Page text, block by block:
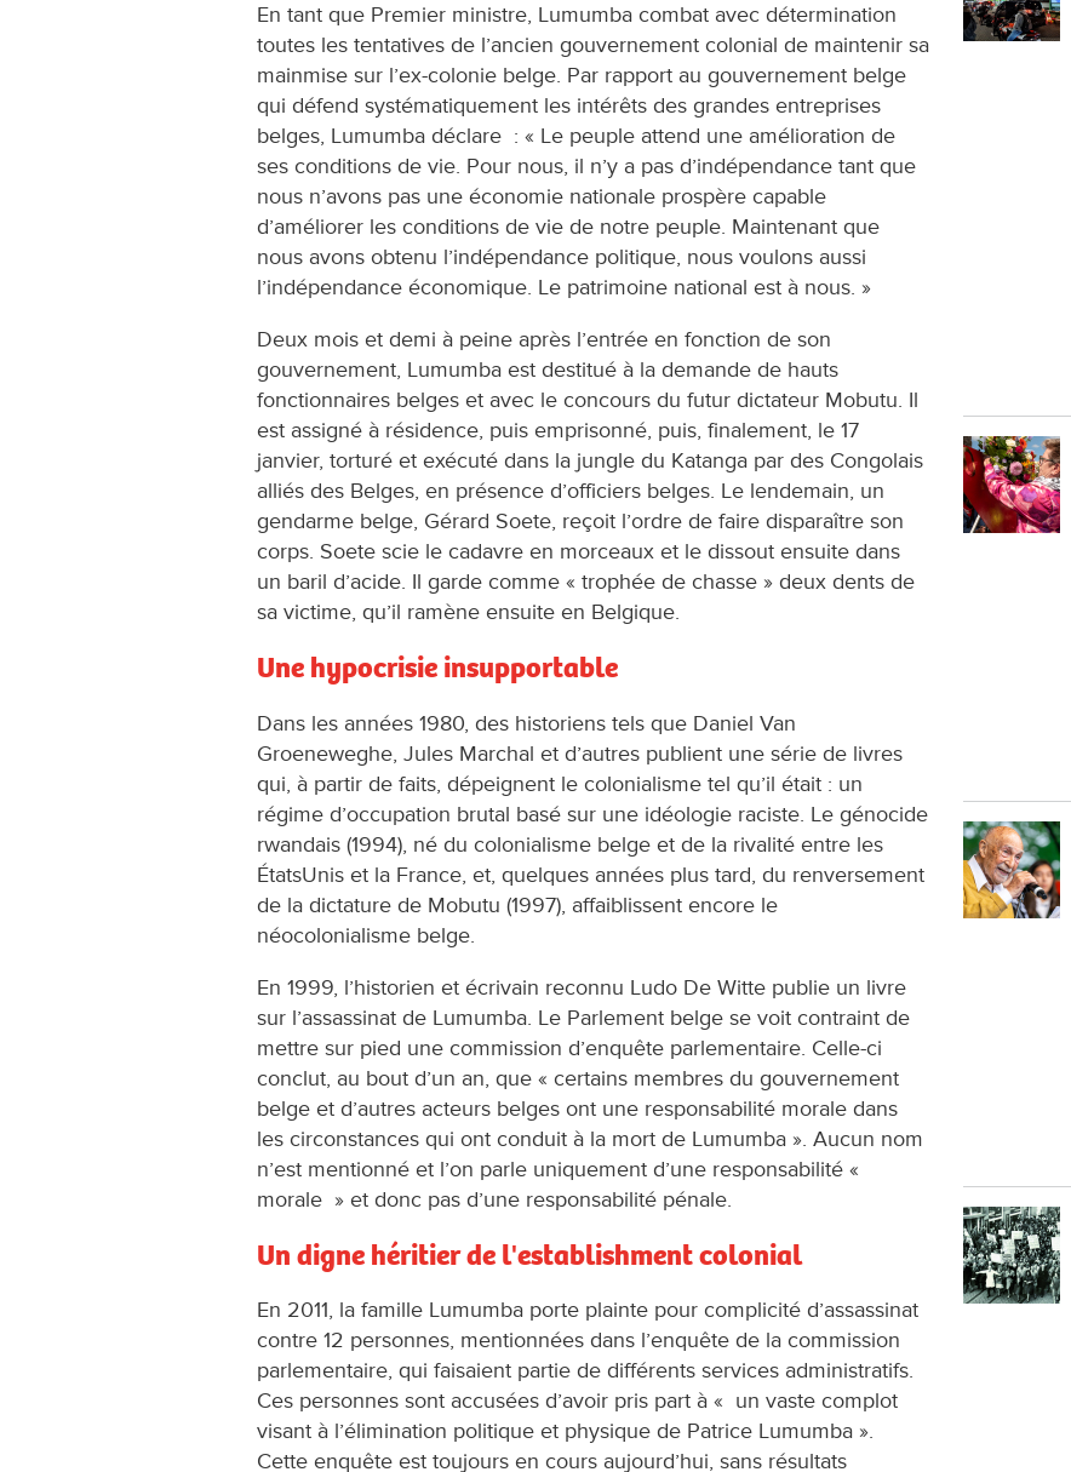
En tant que Premier ministre, Lumumba combat avec détermination
toutes les tentatives de l’ancien gouvernement colonial de maintenir sa
mainmise sur l’ex-colonie belge. Par rapport au gouvernement belge
qui défend systématiquement les intérêts des grandes entreprises
belges, Lumumba déclare : « Le peuple attend une amélioration de
ses conditions de vie. Pour nous, il n’y a pas d’indépendance tant que
nous n’avons pas une économie nationale prospère capable
d’améliorer les conditions de vie de notre peuple. Maintenant que
nous avons obtenu l’indépendance politique, nous voulons aussi
l’indépendance économique. Le patrimoine national est à nous. »
Deux mois et demi à peine après l’entrée en fonction de son
gouvernement, Lumumba est destitué à la demande de hauts
fonctionnaires belges et avec le concours du futur dictateur Mobutu. Il
est assigné à résidence, puis emprisonné, puis, finalement, le 17
janvier, torturé et exécuté dans la jungle du Katanga par des Congolais
alliés des Belges, en présence d’officiers belges. Le lendemain, un
gendarme belge, Gérard Soete, reçoit l’ordre de faire disparaître son
corps. Soete scie le cadavre en morceaux et le dissout ensuite dans
un baril d’acide. Il garde comme « trophée de chasse » deux dents de
sa victime, qu’il ramène ensuite en Belgique.
Une hypocrisie insupportable
Dans les années 1980, des historiens tels que Daniel Van
Groeneweghe, Jules Marchal et d’autres publient une série de livres
qui, à partir de faits, dépeignent le colonialisme tel qu’il était : un
régime d’occupation brutal basé sur une idéologie raciste. Le génocide
rwandais (1994), né du colonialisme belge et de la rivalité entre les
ÉtatsUnis et la France, et, quelques années plus tard, du renversement
de la dictature de Mobutu (1997), affaiblissent encore le
néocolonialisme belge.
En 1999, l’historien et écrivain reconnu Ludo De Witte publie un livre
sur l’assassinat de Lumumba. Le Parlement belge se voit contraint de
mettre sur pied une commission d’enquête parlementaire. Celle-ci
conclut, au bout d’un an, que « certains membres du gouvernement
belge et d’autres acteurs belges ont une responsabilité morale dans
les circonstances qui ont conduit à la mort de Lumumba ». Aucun nom
n’est mentionné et l’on parle uniquement d’une responsabilité «
morale » et donc pas d’une responsabilité pénale.
Un digne héritier de l'establishment colonial
En 2011, la famille Lumumba porte plainte pour complicité d’assassinat
contre 12 personnes, mentionnées dans l’enquête de la commission
parlementaire, qui faisaient partie de différents services administratifs.
Ces personnes sont accusées d’avoir pris part à « un vaste complot
visant à l’élimination politique et physique de Patrice Lumumba ».
Cette enquête est toujours en cours aujourd’hui, sans résultats